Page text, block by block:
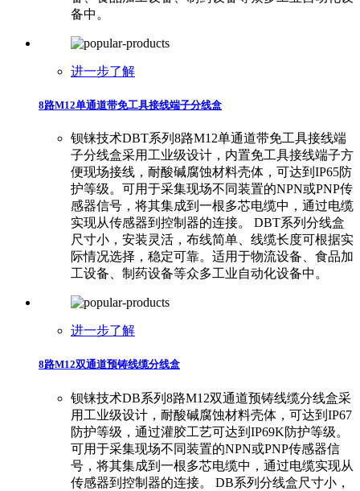
备中。
进一步了解
8路M12单通道带免工具接线端子分线盒
钡铼技术DBT系列8路M12单通道带免工具接线端
子分线盒采用工业级设计，内置免工具接线端子方
便现场接线，耐酸碱腐蚀材料壳体，可达到IP65防
护等级。可用于采集现场不同装置的NPN或PNP传
感器信号，将其集成到一根多芯电缆中，通过电缆
实现从传感器到控制器的连接。 DBT系列分线盒
尺寸小，安装灵活，布线简单、线缆长度可根据实
际情况选择，稳定可靠。适用于物流设备、食品加
工设备、制药设备等众多工业自动化设备中。
进一步了解
8路M12双通道预铸线缆分线盒
钡铼技术DB系列8路M12双通道预铸线缆分线盒采
用工业级设计，耐酸碱腐蚀材料壳体，可达到IP67
防护等级，通过灌胶工艺可达到IP69K防护等级。
可用于采集现场不同装置的NPN或PNP传感器信
号，将其集成到一根多芯电缆中，通过电缆实现从
传感器到控制器的连接。 DB系列分线盒尺寸小，